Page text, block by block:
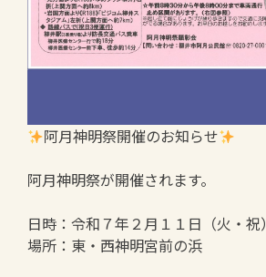
阿月神明祭開催のお知らせ
阿月神明祭が開催されます。
日時：令和７年２月１１日（火・祝）
場所：東・西神明宮前の浜